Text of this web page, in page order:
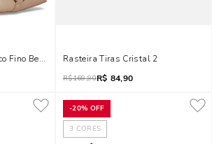
Fino Bege CorrenteRasteira Tiras Cristal 2
R$169,90R$ 84,90
-20% OFF
3 CORES